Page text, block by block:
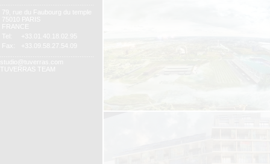
79, rue du Faubourg du temple
75010 PARIS
FRANCE
Tel:
+33.01.40.18.02.95
Fax:
+33.09.58.27.54.09
studio@tuverras.com
TUVERRAS TEAM